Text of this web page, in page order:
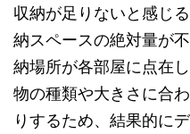
収納が足りないと感じ
納スペースの絶対量が
納場所が各部屋に点在
物の種類や大きさに合
りするため、結果的に